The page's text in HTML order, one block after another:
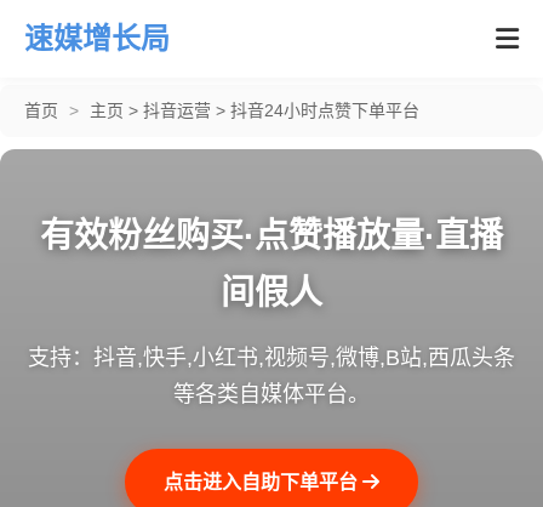
速媒增长局
首页 > 主页 > 抖音运营 > 抖音24小时点赞下单平台
有效粉丝购买·点赞播放量·直播
间假人
支持：抖音,快手,小红书,视频号,微博,B站,西瓜头条
等各类自媒体平台。
点击进入自助下单平台